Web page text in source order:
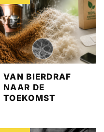
VAN BIERDRAF
NAAR DE
TOEKOMST